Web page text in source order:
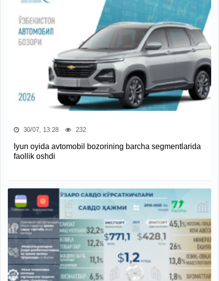
30/07, 13:28 232
Iyun oyida avtomobil bozorining barcha segmentlarida
faollik oshdi